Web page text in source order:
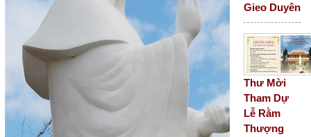
Gieo Duyên
Thư Mời
Tham Dự
Lễ Rằm
Thượng